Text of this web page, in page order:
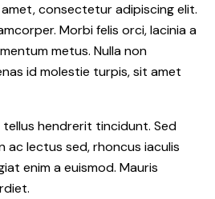
consectetur adipiscing elit.
Morbi felis orci, lacinia a
metus. Nulla non
id molestie turpis, sit amet
hendrerit tincidunt. Sed
lectus sed, rhoncus iaculis
enim a euismod. Mauris